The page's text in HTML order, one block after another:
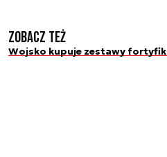
Zobacz też
Wojsko kupuje zestawy